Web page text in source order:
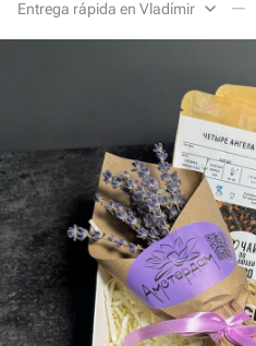
Entrega rápida en Vladímir